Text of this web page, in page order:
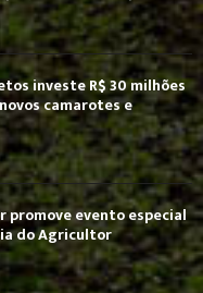
investe R$ 30 milhões
camarotes e
evento especial
do Agricultor